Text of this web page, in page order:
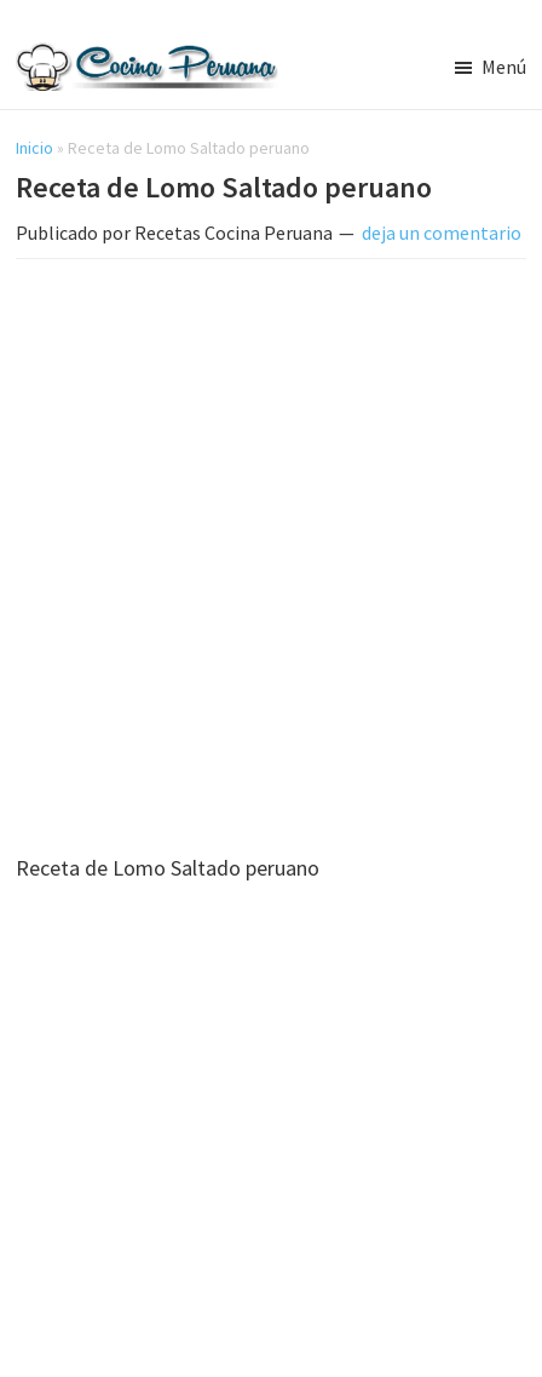
contenido
lateral
principal
Cocina
Peruana,
Recetas
de
Comida
Menú
Inicio » Receta de Lomo Saltado peruano
Receta de Lomo Saltado peruano
Publicado por Recetas Cocina Peruana deja un comentario
Receta de Lomo Saltado peruano